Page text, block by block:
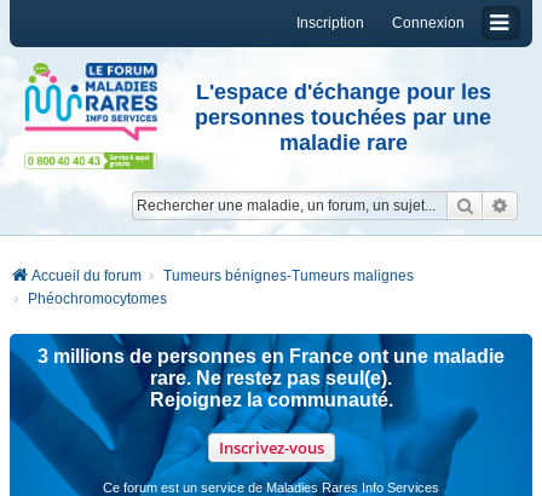
Connexion
Inscription
L'espace d'échange pour les
personnes touchées par une
maladie rare
Accueil du forum
Tumeurs bénignes-Tumeurs malignes
Phéochromocytomes
3 millions de personnes en France ont une maladie
rare. Ne restez pas seul(e).
Rejoignez la communauté.
Inscrivez-vous
Ce forum est un service de Maladies Rares Info Services